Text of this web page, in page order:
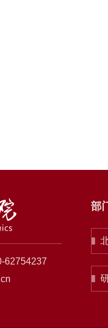
62754237
部